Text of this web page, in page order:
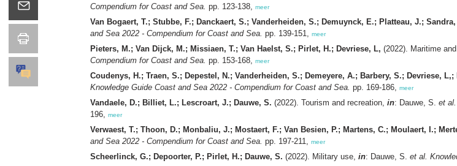
Compendium for Coast and Sea. pp. 123-138, meer
Van Bogaert, T.; Stubbe, F.; Danckaert, S.; Vanderheiden, S.; Demuynck, E.; Platteau, J.;
and Sea 2022 - Compendium for Coast and Sea. pp. 139-151, meer
Pieters, M.; Van Dijck, M.; Missiaen, T.; Van Haelst, S.; Pirlet, H.; Devriese, L, (2022). Maritime
Compendium for Coast and Sea. pp. 153-168, meer
Coudenys, H.; Traen, S.; Depestel, N.; Vanderheiden, S.; Demeyere, A.; Barbery, S.; Devriese, L,;
Knowledge Guide Coast and Sea 2022 - Compendium for Coast and Sea. pp. 169-186, meer
Vandaele, D.; Billiet, L.; Lescroart, J.; Dauwe, S. (2022). Tourism and recreation, in: Dauwe, S. et al.
196,
meer
Verwaest, T.; Thoon, D.; Monbaliu, J.; Mostaert, F.; Van Besien, P.; Martens, C.; Moulaert, I.;
and Sea 2022 - Compendium for Coast and Sea. pp. 197-211, meer
Scheerlinck, G.; Depoorter, P.; Pirlet, H.; Dauwe, S. (2022). Military use, in: Dauwe, S. et al.